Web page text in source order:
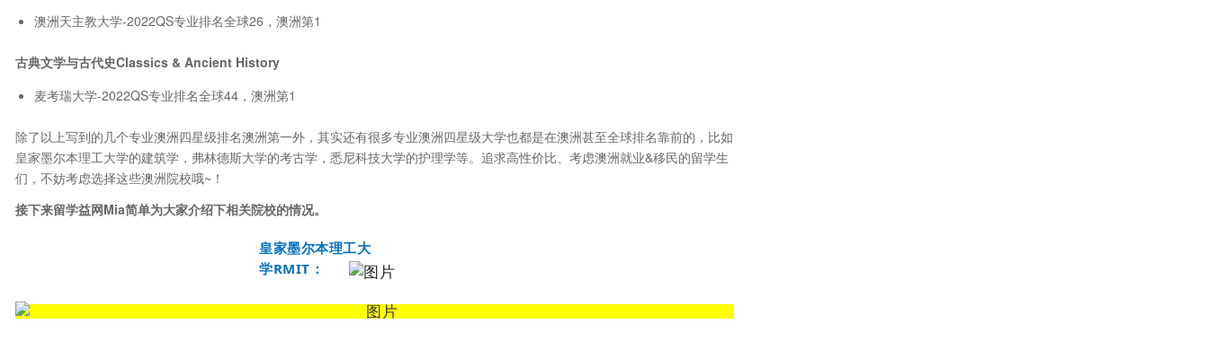
澳洲天主教大学-2022QS专业排名全球26，澳洲第1
古典文学与古代史Classics & Ancient History
麦考瑞大学-2022QS专业排名全球44，澳洲第1
除了以上写到的几个专业澳洲四星级排名澳洲第一外，其实还有很多专业澳洲四星级大学也都是在澳洲甚至全球排名靠前的，比如
皇家墨尔本理工大学的建筑学，弗林德斯大学的考古学，悉尼科技大学的护理学等。追求高性价比、考虑澳洲就业&移民的留学生
们，不妨考虑选择这些澳洲院校哦~！
接下来留学益网Mia简单为大家介绍下相关院校的情况。
皇家墨尔本理工大
学RMIT：